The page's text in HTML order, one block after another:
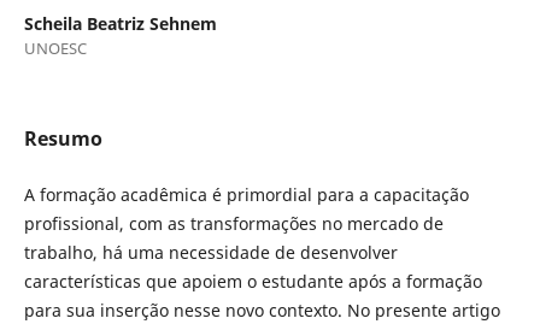
Scheila Beatriz Sehnem
UNOESC
Resumo
A formação acadêmica é primordial para a capacitação
profissional, com as transformações no mercado de
trabalho, há uma necessidade de desenvolver
características que apoiem o estudante após a formação
para sua inserção nesse novo contexto. No presente artigo